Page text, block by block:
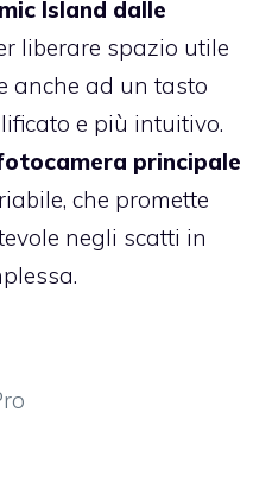
Island dalle
liberare spazio utile
anche ad un tasto
e più intuitivo.
principale
che promette
negli scatti in